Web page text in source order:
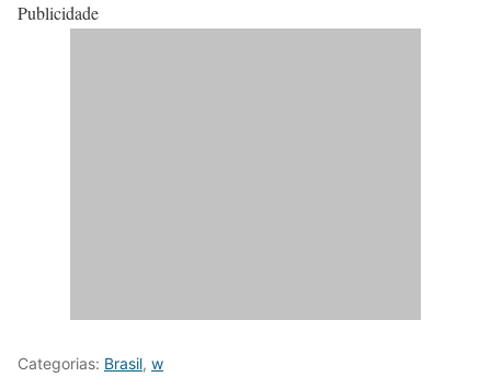
Publicidade
Categorias: Brasil, w